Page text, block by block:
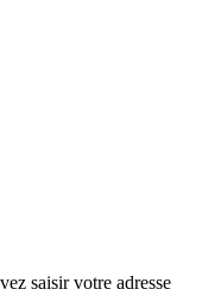
saisir votre adresse